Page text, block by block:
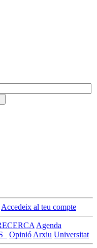
Accedeix al teu compte
Agenda
Opinió Arxiu Universitat